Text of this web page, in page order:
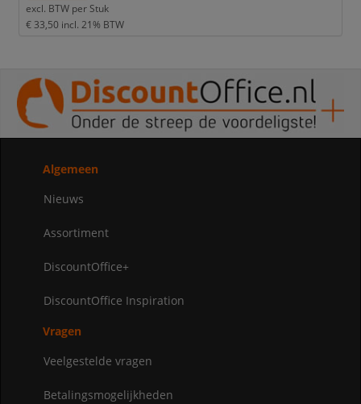
excl. BTW per Stuk
€ 33,50 incl. 21% BTW
Algemeen
Nieuws
Assortiment
DiscountOffice+
DiscountOffice Inspiration
Vragen
Veelgestelde vragen
Betalingsmogelijkheden